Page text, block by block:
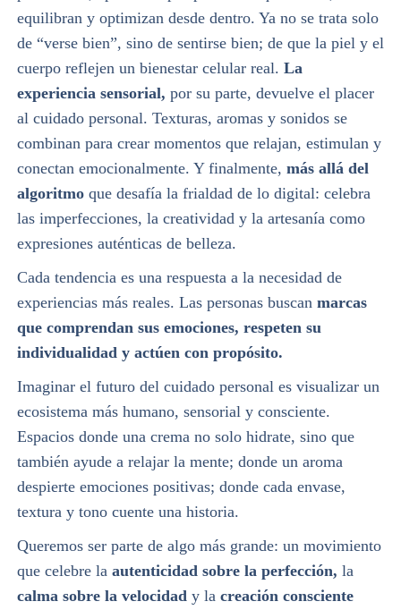
equilibran y optimizan desde dentro. Ya no se trata solo
de “verse bien”, sino de sentirse bien; de que la piel y el
cuerpo reflejen un bienestar celular real. La
experiencia sensorial, por su parte, devuelve el placer
al cuidado personal. Texturas, aromas y sonidos se
combinan para crear momentos que relajan, estimulan y
conectan emocionalmente. Y finalmente, más allá del
algoritmoque desafía la frialdad de lo digital: celebra
las imperfecciones, la creatividad y la artesanía como
expresiones auténticas de belleza.
Cada tendencia es una respuesta a la necesidad de
experiencias más reales. Las personas buscan marcas
que comprendan sus emociones, respeten su
individualidad y actúen con propósito.
Imaginar el futuro del cuidado personal es visualizar un
ecosistema más humano, sensorial y consciente.
Espacios donde una crema no solo hidrate, sino que
también ayude a relajar la mente; donde un aroma
despierte emociones positivas; donde cada envase,
textura y tono cuente una historia.
Queremos ser parte de algo más grande: un movimiento
que celebre la autenticidad sobre la perfección, la
calma sobre la velocidad y la creación consciente